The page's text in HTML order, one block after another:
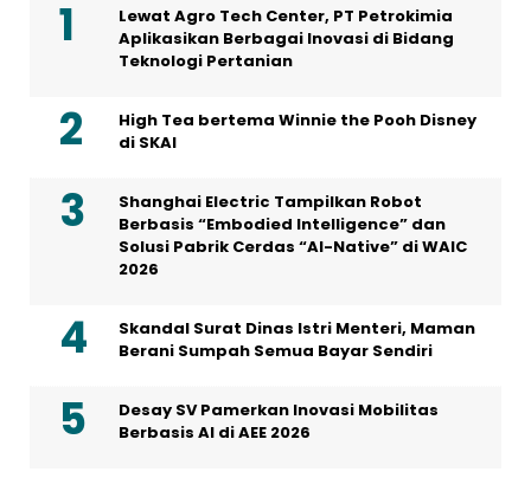
Lewat Agro Tech Center, PT Petrokimia
Aplikasikan Berbagai Inovasi di Bidang
Teknologi Pertanian
High Tea bertema Winnie the Pooh Disney
di SKAI
Shanghai Electric Tampilkan Robot
Berbasis “Embodied Intelligence” dan
Solusi Pabrik Cerdas “AI-Native” di WAIC
2026
Skandal Surat Dinas Istri Menteri, Maman
Berani Sumpah Semua Bayar Sendiri
Desay SV Pamerkan Inovasi Mobilitas
Berbasis AI di AEE 2026